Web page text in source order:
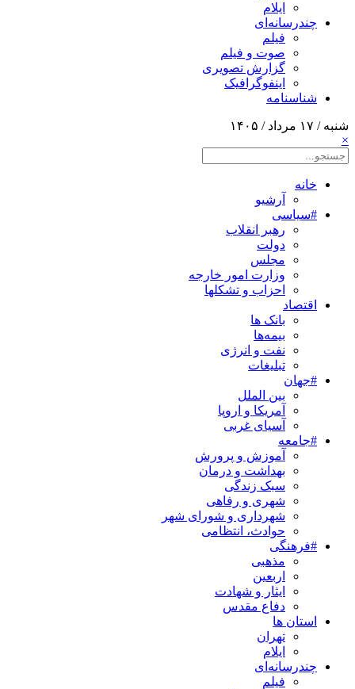
ایلام
چندرسانه‌ای
فیلم
صوت و فیلم
گزارش تصویری
اینفوگرافیک
شناسنامه
شنبه / ۱۷ مرداد / ۱۴۰۵
×
خانه
آرشیو
#سیاسی
رهبر انقلاب
دولت
مجلس
وزارت امور خارجه
احزاب و تشکلها
اقتصاد
بانک ها
بیمه‌ها
نفت و انرژی
تبلیغات
#جهان
بین الملل
آمریکا و اروپا
آسیای غربی
#جامعه
آموزش و پرورش
بهداشت و درمان
سبک زندگی
شهری و رفاهی
شهرداری و شورای شهر
حوادث، انتظامی
#فرهنگی
مذهبی
اربعین
ایثار و شهادت
دفاع مقدس
استان ها
تهران
ایلام
چندرسانه‌ای
فیلم